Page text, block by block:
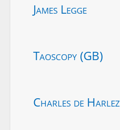
James Legge
Taoscopy (GB)
Charles de Harlez